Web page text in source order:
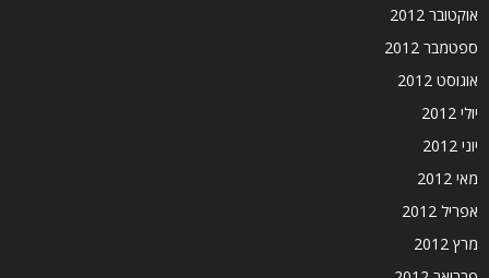
אוקטובר 2012
ספטמבר 2012
אוגוסט 2012
יולי 2012
יוני 2012
מאי 2012
אפריל 2012
מרץ 2012